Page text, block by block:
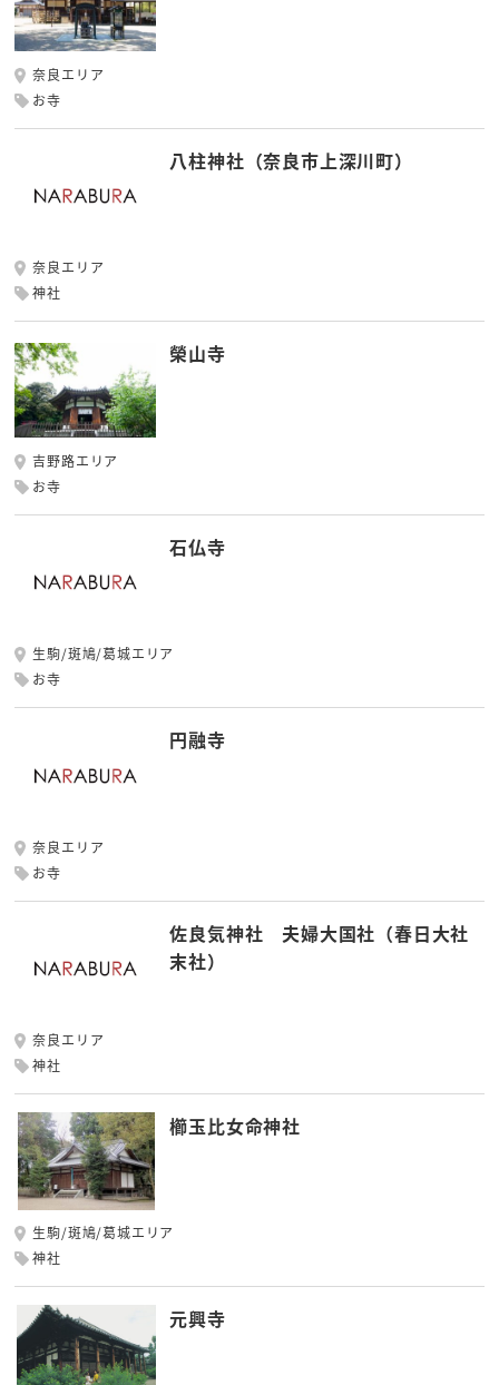
奈良エリア
お寺
八柱神社（奈良市上深川町）
奈良エリア
神社
榮山寺
吉野路エリア
お寺
石仏寺
生駒/斑鳩/葛城エリア
お寺
円融寺
奈良エリア
お寺
佐良気神社 夫婦大国社（春日大社
末社）
奈良エリア
神社
櫛玉比女命神社
生駒/斑鳩/葛城エリア
神社
元興寺